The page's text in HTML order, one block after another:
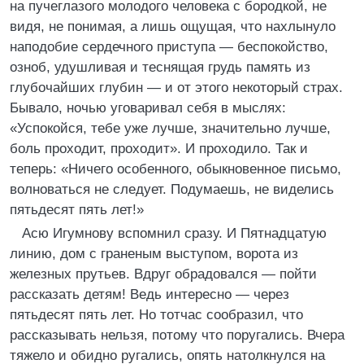
на пучеглазого молодого человека с бородкой, не
видя, не понимая, а лишь ощущая, что нахлынуло
наподобие сердечного приступа — беспокойство,
озноб, удушливая и теснящая грудь память из
глубочайших глубин — и от этого некоторый страх.
Бывало, ночью уговаривал себя в мыслях:
«Успокойся, тебе уже лучше, значительно лучше,
боль проходит, проходит». И проходило. Так и
теперь: «Ничего особенного, обыкновенное письмо,
волноваться не следует. Подумаешь, не виделись
пятьдесят пять лет!»
Асю Игумнову вспомнил сразу. И Пятнадцатую
линию, дом с граненым выступом, ворота из
железных прутьев. Вдруг обрадовался — пойти
рассказать детям! Ведь интересно — через
пятьдесят пять лет. Но тотчас сообразил, что
рассказывать нельзя, потому что поругались. Вчера
тяжело и обидно ругались, опять натолкнулся на